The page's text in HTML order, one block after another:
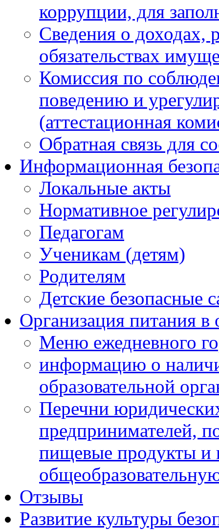
коррупции, для
Сведения о доходах,
обязательствах
Комиссия по
поведению и
(аттестационная
Обратная связь для
Информационная
Локальные акты
Нормативное
Педагогам
Ученикам (детям)
Родителям
Детские безопасные
Организация питания в
Меню ежедневного
информацию о
образовательной
Перечни
предпринимателей,
пищевые продукты и
Отзывы
Развитие культуры